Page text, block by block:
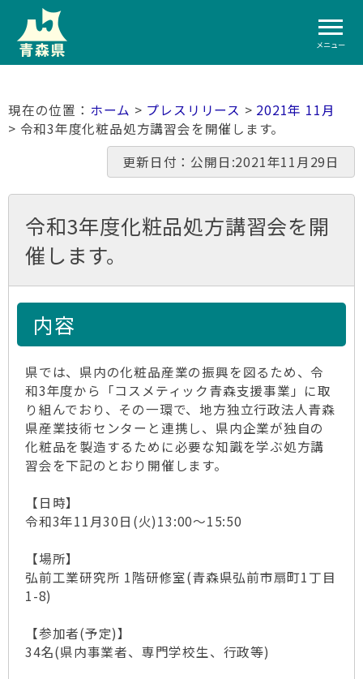
メニュー
ホーム > プレスリリース > 2021年 11月
> 令和3年度化粧品処方講習会を開催します。
更新日付：公開日:2021年11月29日
令和3年度化粧品処方講習会を開
催します。
内容
県では、県内の化粧品産業の振興を図るため、令
和3年度から「コスメティック青森支援事業」に取
り組んでおり、その一環で、地方独立行政法人青森
県産業技術センターと連携し、県内企業が独自の
化粧品を製造するために必要な知識を学ぶ処方講
習会を下記のとおり開催します。
【日時】
令和3年11月30日(火)13:00～15:50
【場所】
弘前工業研究所 1階研修室(青森県弘前市扇町1丁目
1-8)
【参加者(予定)】
34名(県内事業者、専門学校生、行政等)